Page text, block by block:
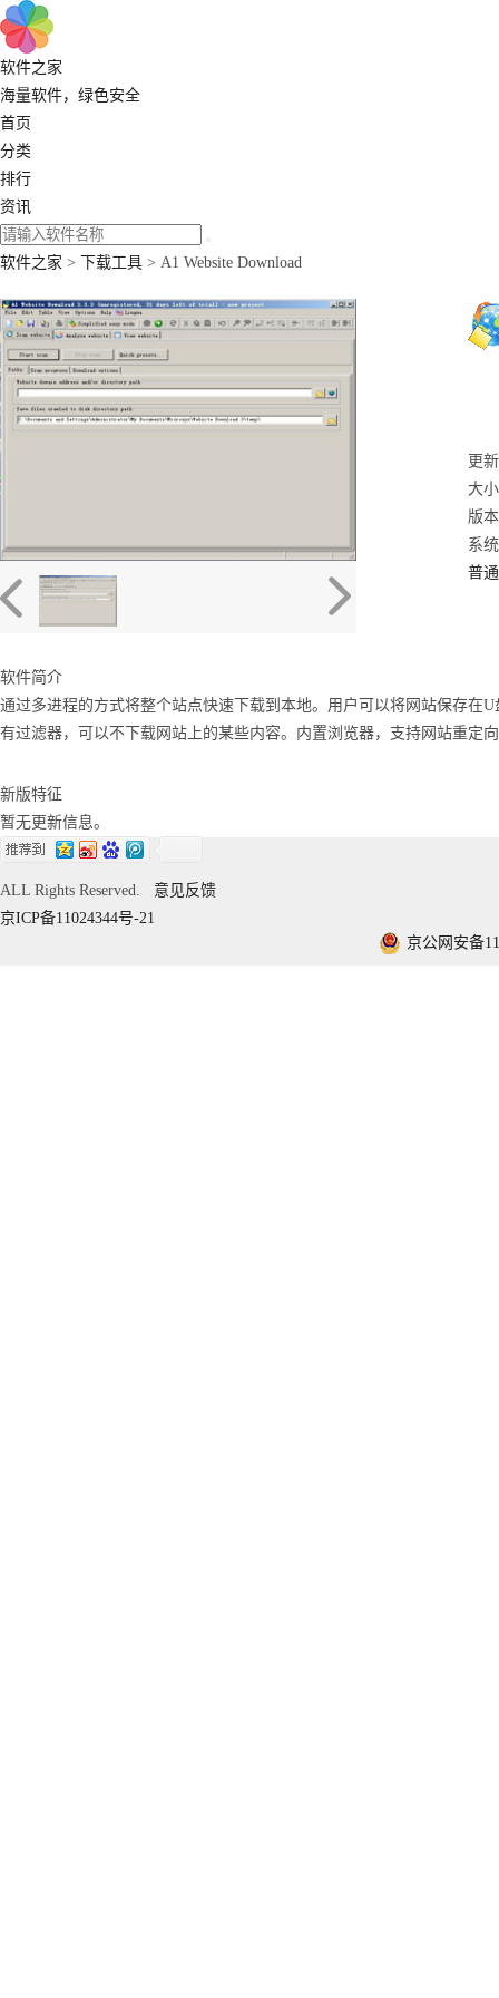
软件之家
海量软件，绿色安全
首页
分类
排行
资讯
软件之家 > 下载工具 > A1 Website Download
更
大
版
系
普
软件简介
通过多进程的方式将整个站点快速下载到本地。用户可以将网站保存在
有过滤器，可以不下载网站上的某些内容。内置浏览器，支持网站重定
新版特征
暂无更新信息。
ALL Rights Reserved. 意见反馈
京ICP备11024344号-21
京公网安备